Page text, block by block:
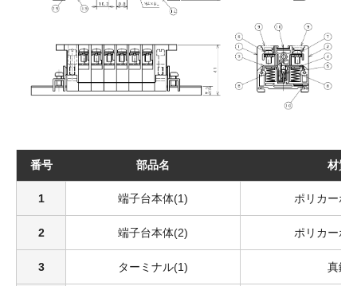
番号 部品名 材質
1 端子台本体(1) ポリカーボ
2 端子台本体(2) ポリカーボ
3 ターミナル(1) 真鍮